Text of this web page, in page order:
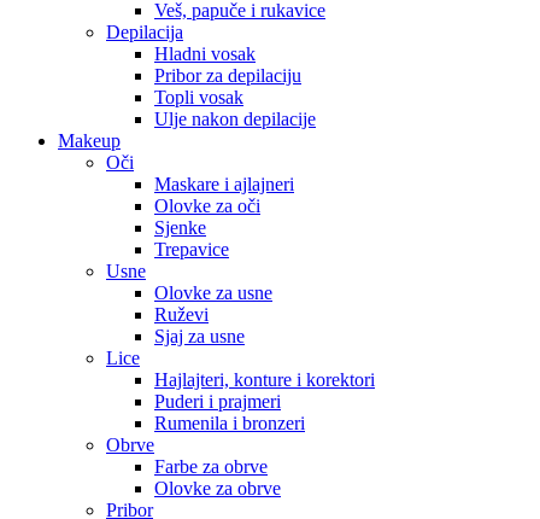
Veš, papuče i rukavice
Depilacija
Hladni vosak
Pribor za depilaciju
Topli vosak
Ulje nakon depilacije
Makeup
Oči
Maskare i ajlajneri
Olovke za oči
Sjenke
Trepavice
Usne
Olovke za usne
Ruževi
Sjaj za usne
Lice
Hajlajteri, konture i korektori
Puderi i prajmeri
Rumenila i bronzeri
Obrve
Farbe za obrve
Olovke za obrve
Pribor